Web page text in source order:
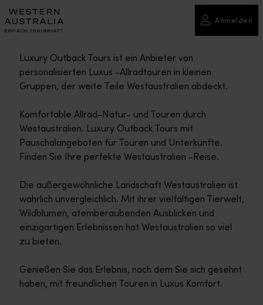
Anmelden
Luxury Outback Tours ist ein Anbieter von
personalisierten Luxus -Allradtouren in kleinen
Gruppen, der weite Teile Westaustralien abdeckt.
Komfortable Allrad-Natur- und Touren durch
Westaustralien. Luxury Outback Tours mit
Pauschalangeboten für Touren und Unterkünfte.
Finden Sie Ihre perfekte Westaustralien -Reise.
Die außergewöhnliche Landschaft Westaustralien ist
wahrlich unvergleichlich. Mit ihrer vielfältigen Tierwelt,
Wildblumen, atemberaubenden Ausblicken und
einzigartigen Erlebnissen hat Westaustralien so viel
zu bieten.
Genießen Sie das Erlebnis, nach dem Sie sich gesehnt
haben, mit freundlichen Touren in Luxus Komfort.